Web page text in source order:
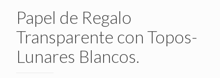
Papel de Regalo
Transparente con Topos-
Lunares Blancos.